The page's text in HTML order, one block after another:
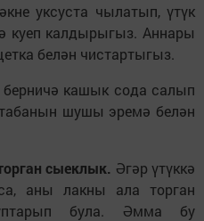
уксуста чылатып, үтүк
куеп калдырыгыз. Аннары
белән чистартыгыз.
берничә кашык сода салып
шушы эремә белән
сыеклык. Әгәр үтүккә
аны лакны ала торган
була. Әмма бу